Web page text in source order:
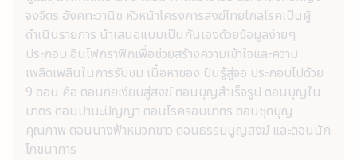
จงจิตร อังคทะวานิช หัวหน้าโครงการสงฆ์ไทยไกลโรคเป็นผู้
ดำเนินรายการ นำเสนอแบบเป็นกันเองด้วยข้อมูลง่ายๆ
ประกอบ อินโฟกราฟิกเพื่อช่วยสร้างความเข้าใจและความ
เพลิดเพลินในการรับชม เนื้อหาของ ปันรู้สู่จอ ประกอบไปด้วย
9 ตอน คือ ตอนภัยเงียบสู่สงฆ์ ตอนบุญสำเร็จรูป ตอนบุญใน
บาตร ตอนปานะปัญญา ตอนโรครอบบาตร ตอนชุดบุญ
คุณภาพ ตอนนางฟ้าหมวกขาว ตอนธรรมนูญสงฆ์ และตอนนัก
โภชนาการ